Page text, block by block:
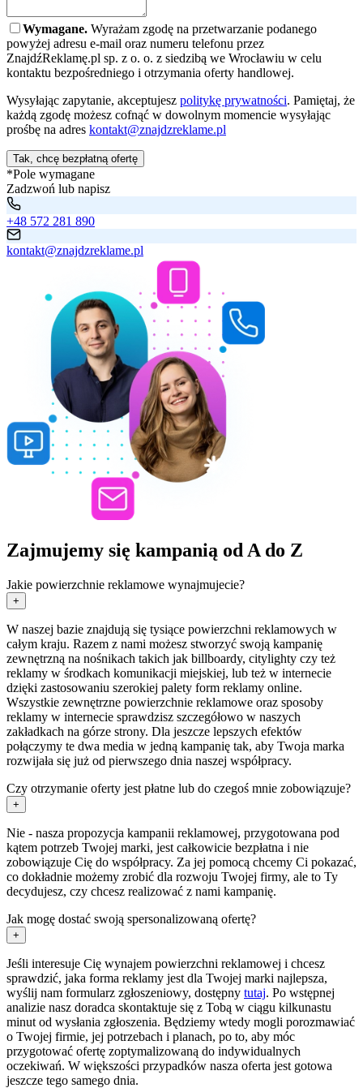
Wymagane. Wyrażam zgodę na przetwarzanie podanego
powyżej adresu e-mail oraz numeru telefonu przez
ZnajdźReklamę.pl sp. z o. o. z siedzibą we Wrocławiu w celu
kontaktu bezpośredniego i otrzymania oferty handlowej.
Wysyłając zapytanie, akceptujesz politykę prywatności. Pamiętaj, że
każdą zgodę możesz cofnąć w dowolnym momencie wysyłając
prośbę na adres kontakt@znajdzreklame.pl
Tak, chcę bezpłatną ofertę
*Pole wymagane
Zadzwoń lub napisz
+48 572 281 890
kontakt@znajdzreklame.pl
Zajmujemy się kampanią od A do Z
Jakie powierzchnie reklamowe wynajmujecie?
+
W naszej bazie znajdują się tysiące powierzchni reklamowych w
całym kraju. Razem z nami możesz stworzyć swoją kampanię
zewnętrzną na nośnikach takich jak billboardy, citylighty czy też
reklamy w środkach komunikacji miejskiej, lub też w internecie
dzięki zastosowaniu szerokiej palety form reklamy online.
Wszystkie zewnętrzne powierzchnie reklamowe oraz sposoby
reklamy w internecie sprawdzisz szczegółowo w naszych
zakładkach na górze strony. Dla jeszcze lepszych efektów
połączymy te dwa media w jedną kampanię tak, aby Twoja marka
rozwijała się już od pierwszego dnia naszej współpracy.
Czy otrzymanie oferty jest płatne lub do czegoś mnie zobowiązuje?
+
Nie - nasza propozycja kampanii reklamowej, przygotowana pod
kątem potrzeb Twojej marki, jest całkowicie bezpłatna i nie
zobowiązuje Cię do współpracy. Za jej pomocą chcemy Ci pokazać,
co dokładnie możemy zrobić dla rozwoju Twojej firmy, ale to Ty
decydujesz, czy chcesz realizować z nami kampanię.
Jak mogę dostać swoją spersonalizowaną ofertę?
+
Jeśli interesuje Cię wynajem powierzchni reklamowej i chcesz
sprawdzić, jaka forma reklamy jest dla Twojej marki najlepsza,
wyślij nam formularz zgłoszeniowy, dostępny tutaj. Po wstępnej
analizie nasz doradca skontaktuje się z Tobą w ciągu kilkunastu
minut od wysłania zgłoszenia. Będziemy wtedy mogli porozmawiać
o Twojej firmie, jej potrzebach i planach, po to, aby móc
przygotować ofertę zoptymalizowaną do indywidualnych
oczekiwań. W większości przypadków nasza oferta jest gotowa
jeszcze tego samego dnia.